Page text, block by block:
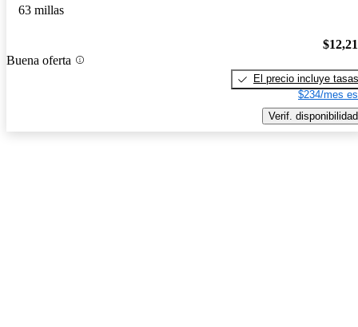
63 millas
Buena oferta
El precio incluye tasas
$234/mes
Verif. disponibilidad